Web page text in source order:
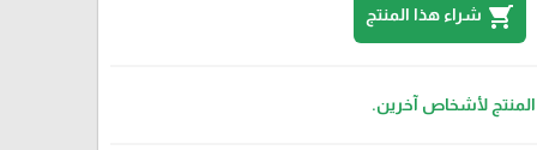
shopping_cart شراء هذا المنتج
المنتج لأشخاص آخرين.